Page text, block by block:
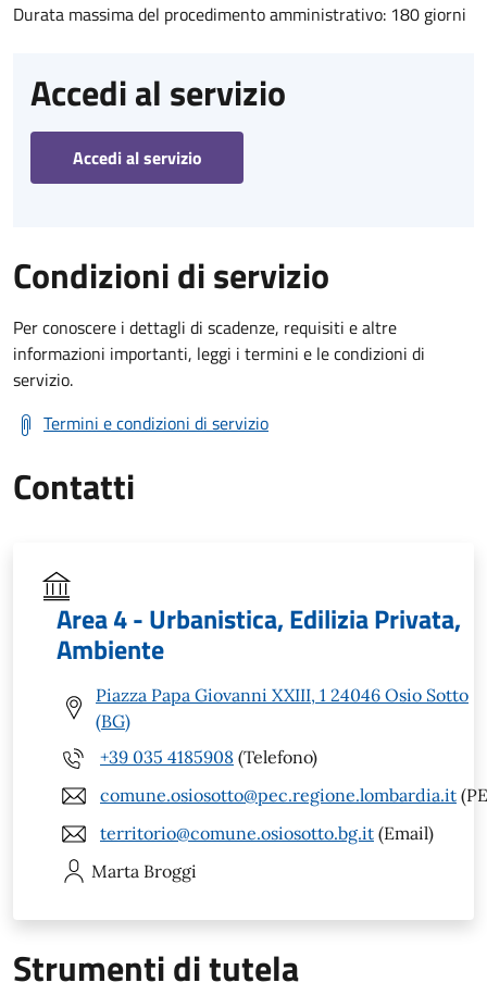
Durata massima del procedimento amministrativo: 180 giorni
Accedi al servizio
Accedi al servizio
Condizioni di servizio
Per conoscere i dettagli di scadenze, requisiti e altre
informazioni importanti, leggi i termini e le condizioni di
servizio.
Termini e condizioni di servizio
Contatti
Area 4 - Urbanistica, Edilizia Privata,
Ambiente
Piazza Papa Giovanni XXIII, 1 24046 Osio Sotto
(BG)
+39 035 4185908 (Telefono)
comune.osiosotto@pec.regione.lombardia.it
territorio@comune.osiosotto.bg.it (Email)
Marta Broggi
Strumenti di tutela